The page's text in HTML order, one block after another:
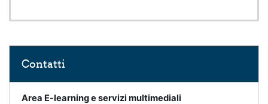
Contatti
Area E-learning e servizi multimediali